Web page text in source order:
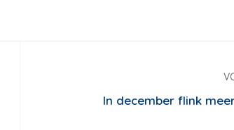
In december flink